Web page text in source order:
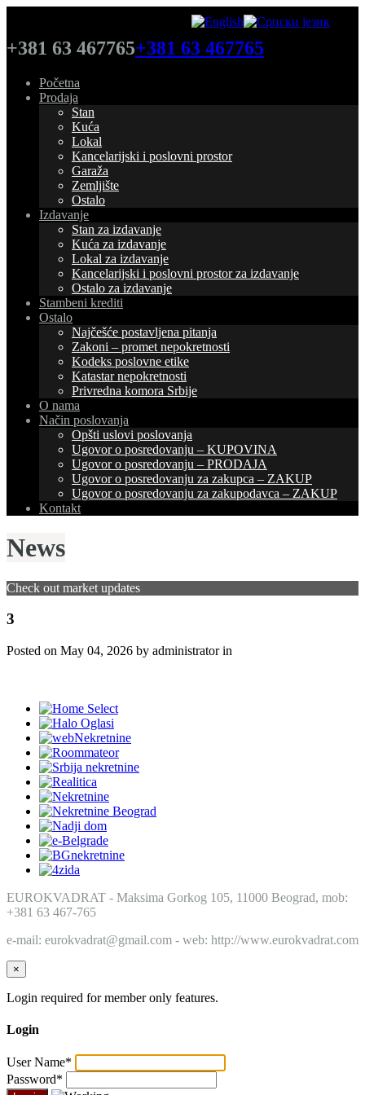
+381 63 467765+381 63 467765
Početna
Prodaja
Stan
Kuća
Lokal
Kancelarijski i poslovni prostor
Garaža
Zemljište
Ostalo
Izdavanje
Stan za izdavanje
Kuća za izdavanje
Lokal za izdavanje
Kancelarijski i poslovni prostor za izdavanje
Ostalo za izdavanje
Stambeni krediti
Ostalo
Najčešće postavljena pitanja
Zakoni – promet nepokretnosti
Kodeks poslovne etike
Katastar nepokretnosti
Privredna komora Srbije
O nama
Način poslovanja
Opšti uslovi poslovanja
Ugovor o posredovanju – KUPOVINA
Ugovor o posredovanju – PRODAJA
Ugovor o posredovanju za zakupca – ZAKUP
Ugovor o posredovanju za zakupodavca – ZAKUP
Kontakt
News
Check out market updates
3
Posted on May 04, 2026 by administrator in
EUROKVADRAT - Maksima Gorkog 105, 11000 Beograd, mob:
+381 63 467-765
e-mail: eurokvadrat@gmail.com - web: http://www.eurokvadrat.com
×
Login required for member only features.
Login
User Name*
Password*